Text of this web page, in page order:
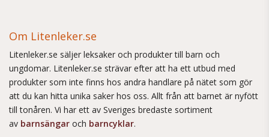
Om Litenleker.se
Litenleker.se säljer leksaker och produkter till barn och
ungdomar. Litenleker.se strävar efter att ha ett utbud med
produkter som inte finns hos andra handlare på nätet som gör
att du kan hitta unika saker hos oss. Allt från att barnet är nyfött
till tonåren. Vi har ett av Sveriges bredaste sortiment
av barnsängar och barncyklar.